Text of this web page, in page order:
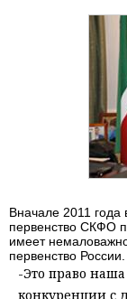
Вначале 2011 года
первенство СКФО
имеет
первенство России.
-Это право
конкуренции с